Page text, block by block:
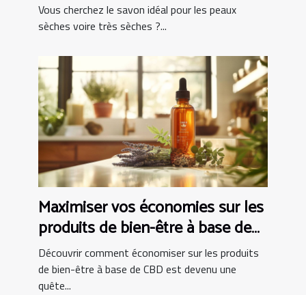
Vous cherchez le savon idéal pour les peaux
sèches voire très sèches ?...
Maximiser vos économies sur les
produits de bien-être à base de
CBD
Découvrir comment économiser sur les produits
de bien-être à base de CBD est devenu une
quête...